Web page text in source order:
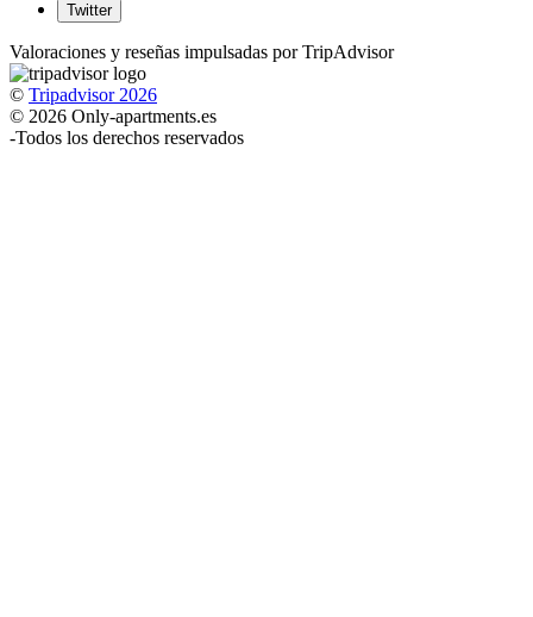
Twitter
Valoraciones y reseñas impulsadas por TripAdvisor
© Tripadvisor 2026
© 2026 Only-apartments.es
-Todos los derechos reservados